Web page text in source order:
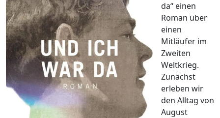
da“ einen
Roman über
einen
Mitläufer im
Zweiten
Weltkrieg.
Zunächst
erleben wir
den Alltag von
August